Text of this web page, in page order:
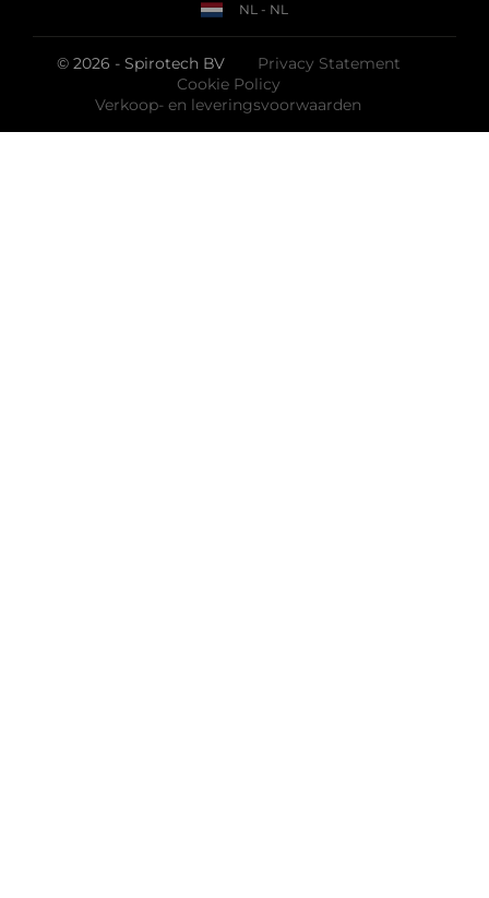
© 2026 - Spirotech BV
Privacy Statement
Cookie Policy
Verkoop- en leveringsvoorwaarden
NL - NL